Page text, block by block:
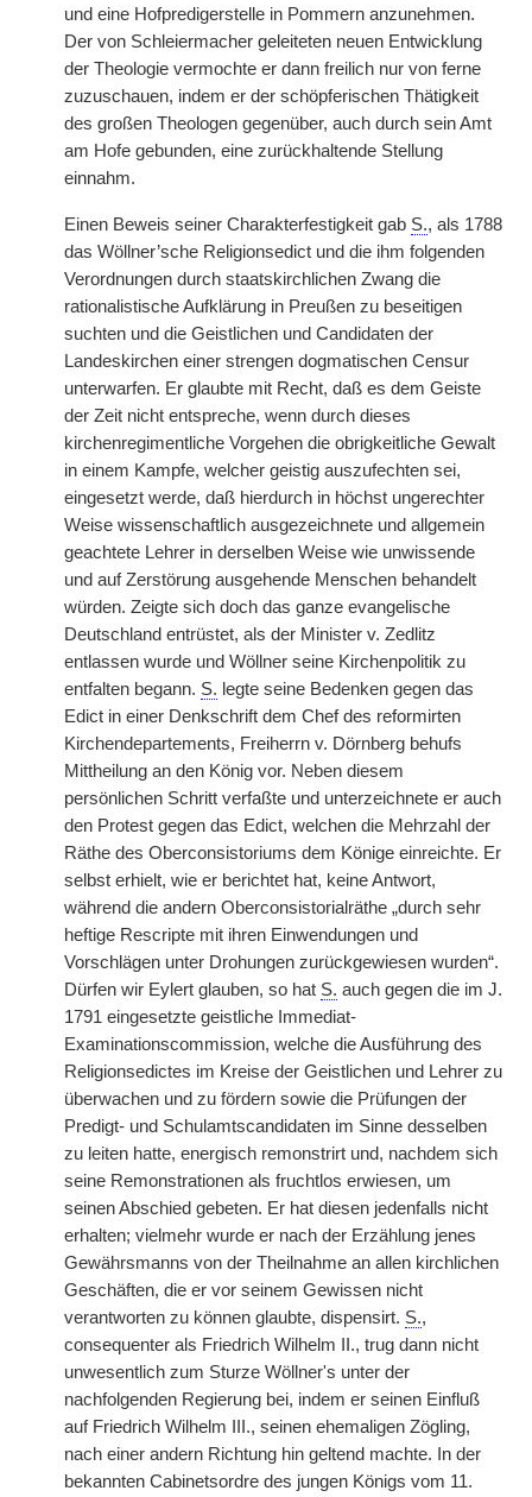
und eine Hofpredigerstelle in Pommern anzunehmen.
Der von Schleiermacher geleiteten neuen Entwicklung
der Theologie vermochte er dann freilich nur von ferne
zuzuschauen, indem er der schöpferischen Thätigkeit
des großen Theologen gegenüber, auch durch sein Amt
am Hofe gebunden, eine zurückhaltende Stellung
einnahm.
Einen Beweis seiner Charakterfestigkeit gab S., als 1788
das Wöllner’sche Religionsedict und die ihm folgenden
Verordnungen durch staatskirchlichen Zwang die
rationalistische Aufklärung in Preußen zu beseitigen
suchten und die Geistlichen und Candidaten der
Landeskirchen einer strengen dogmatischen Censur
unterwarfen. Er glaubte mit Recht, daß es dem Geiste
der Zeit nicht entspreche, wenn durch dieses
kirchenregimentliche Vorgehen die obrigkeitliche Gewalt
in einem Kampfe, welcher geistig auszufechten sei,
eingesetzt werde, daß hierdurch in höchst ungerechter
Weise wissenschaftlich ausgezeichnete und allgemein
geachtete Lehrer in derselben Weise wie unwissende
und auf Zerstörung ausgehende Menschen behandelt
würden. Zeigte sich doch das ganze evangelische
Deutschland entrüstet, als der Minister v. Zedlitz
entlassen wurde und Wöllner seine Kirchenpolitik zu
entfalten begann. S. legte seine Bedenken gegen das
Edict in einer Denkschrift dem Chef des reformirten
Kirchendepartements, Freiherrn v. Dörnberg behufs
Mittheilung an den König vor. Neben diesem
persönlichen Schritt verfaßte und unterzeichnete er auch
den Protest gegen das Edict, welchen die Mehrzahl der
Räthe des Oberconsistoriums dem Könige einreichte. Er
selbst erhielt, wie er berichtet hat, keine Antwort,
während die andern Oberconsistorialräthe „durch sehr
heftige Rescripte mit ihren Einwendungen und
Vorschlägen unter Drohungen zurückgewiesen wurden“.
Dürfen wir Eylert glauben, so hat S. auch gegen die im J.
1791 eingesetzte geistliche Immediat-
Examinationscommission, welche die Ausführung des
Religionsedictes im Kreise der Geistlichen und Lehrer zu
überwachen und zu fördern sowie die Prüfungen der
Predigt- und Schulamtscandidaten im Sinne desselben
zu leiten hatte, energisch remonstrirt und, nachdem sich
seine Remonstrationen als fruchtlos erwiesen, um
seinen Abschied gebeten. Er hat diesen jedenfalls nicht
erhalten; vielmehr wurde er nach der Erzählung jenes
Gewährsmanns von der Theilnahme an allen kirchlichen
Geschäften, die er vor seinem Gewissen nicht
verantworten zu können glaubte, dispensirt. S.,
consequenter als Friedrich Wilhelm II., trug dann nicht
unwesentlich zum Sturze Wöllner's unter der
nachfolgenden Regierung bei, indem er seinen Einfluß
auf Friedrich Wilhelm III., seinen ehemaligen Zögling,
nach einer andern Richtung hin geltend machte. In der
bekannten Cabinetsordre des jungen Königs vom 11.